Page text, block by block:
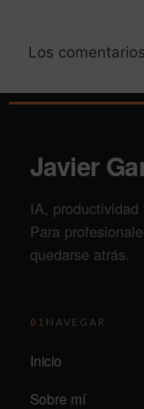
Los
Javier
IA,
Para
quedarse atrás.
01 NAVEGAR
Inicio
Sobre mí